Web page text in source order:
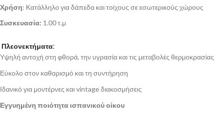
Χρήση: Κατάλληλο για δάπεδα και τοίχους σε εσωτερικούς χώρους
Συσκευασία: 1.00 τ.μ
Πλεονεκτήματα:
Υψηλή αντοχή στη φθορά, την υγρασία και τις μεταβολές θερμοκρασίας
Εύκολο στον καθαρισμό και τη συντήρηση
Ιδανικό για μοντέρνες και vintage διακοσμήσεις
Εγγυημένη ποιότητα ισπανικού οίκου